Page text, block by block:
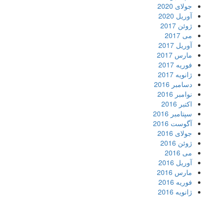
جولای 2020
آوریل 2020
ژوئن 2017
می 2017
آوریل 2017
مارس 2017
فوریه 2017
ژانویه 2017
دسامبر 2016
نوامبر 2016
اکتبر 2016
سپتامبر 2016
آگوست 2016
جولای 2016
ژوئن 2016
می 2016
آوریل 2016
مارس 2016
فوریه 2016
ژانویه 2016